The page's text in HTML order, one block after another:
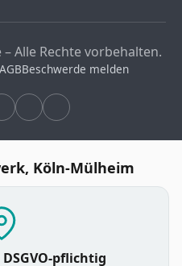
Alle Rechte vorbehalten.
AGBBeschwerde melden
Köln-Mülheim
pflichtig